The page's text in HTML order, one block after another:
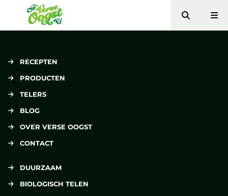
Verse Oogst
Zoeken
RECEPTEN
PRODUCTEN
TELERS
BLOG
OVER VERSE OOGST
CONTACT
DUURZAAM
BIOLOGISCH TELEN